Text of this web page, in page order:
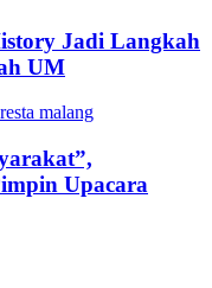
Jadi Langkah
UM
Upacara